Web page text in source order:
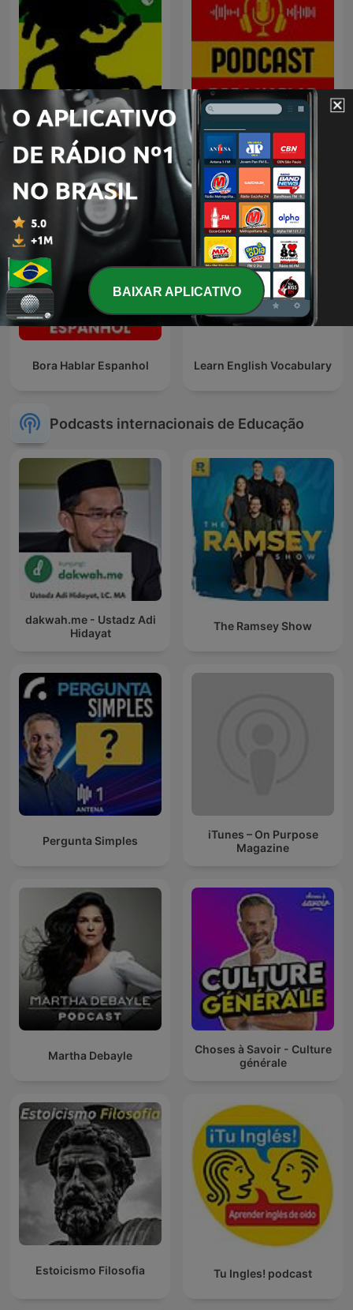
Reggae Bora Hablar Espanhol
Bora Hablar Espanhol Learn English Vocabulary
Podcasts internacionais de Educação
dakwah.me - Ustadz Adi
Hidayat
The Ramsey Show
Pergunta Simples
iTunes – On Purpose
Magazine
Martha Debayle
Choses à Savoir - Culture
générale
Estoicismo Filosofia Tu Ingles! podcast
BAIXAR APLICATIVO